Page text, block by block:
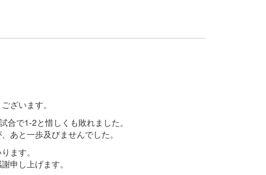
ざいます。
で1-2と惜しくも敗れました。
あと一歩及びませんでした。
ます。
申し上げます。